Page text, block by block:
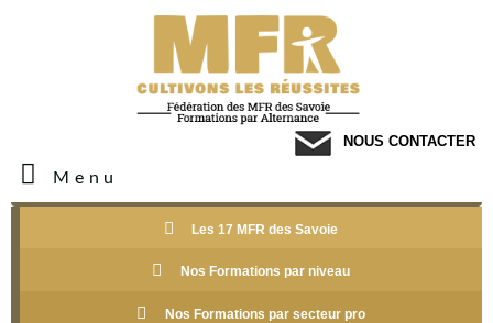
NOUS CONTACTER
Menu
Les 17 MFR des Savoie
Nos Formations par niveau
Nos Formations par secteur pro